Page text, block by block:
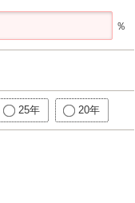
％
25年 20年